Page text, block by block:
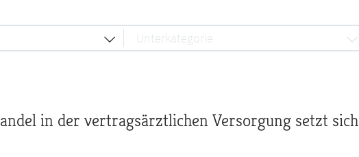
Unterkategorie
in der vertragsärztlichen Versorgung setzt sich